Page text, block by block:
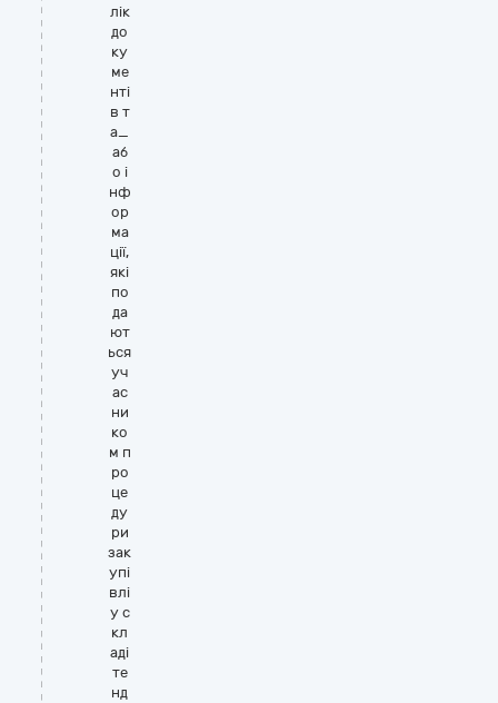
лік
до
ку
ме
нті
в т
а_
аб
о і
нф
ор
ма
ції,
які
по
да
ют
ься
уч
ас
ни
ко
м п
ро
це
ду
ри
зак
упі
влі
у с
кл
аді
те
нд